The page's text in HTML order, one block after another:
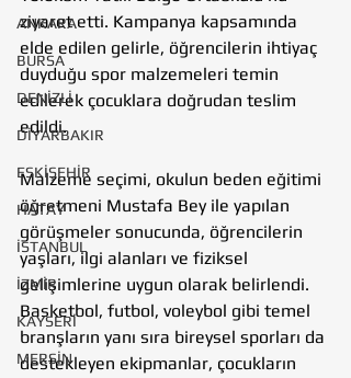
ANKARA
BURSA
DENİZLİ
DİYARBAKIR
ESKİŞEHİR
HATAY
İSTANBUL
İZMİR
KAYSERİ
MERSİN
ziyaret etti. Kampanya kapsamında
elde edilen gelirle, öğrencilerin ihtiyaç
duyduğu spor malzemeleri temin
edilerek çocuklara doğrudan teslim
edildi.
Malzeme seçimi, okulun beden eğitimi
öğretmeni Mustafa Bey ile yapılan
görüşmeler sonucunda, öğrencilerin
yaşları, ilgi alanları ve fiziksel
gelişimlerine uygun olarak belirlendi.
Basketbol, futbol, voleybol gibi temel
branşların yanı sıra bireysel sporları da
destekleyen ekipmanlar, çocukların